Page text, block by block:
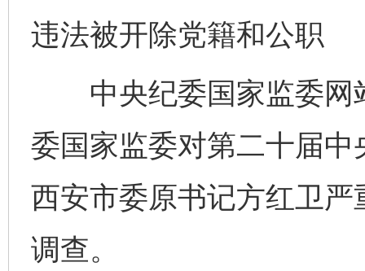
违法被开除党籍和公职
中央纪委国家监委网
委国家监委对第二十届
西安市委原书记方红卫
调查。